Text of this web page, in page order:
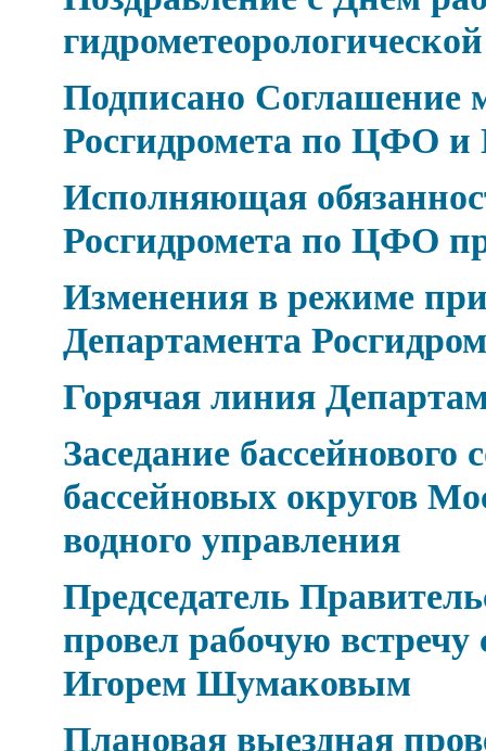
Подписано Соглашение
Росгидромета по ЦФО
Исполняющая
Росгидромета по ЦФО
Изменения в режиме
Департамента
Горячая линия
Заседание бассейнового
бассейновых округов
водного управления
Председатель
провел рабочую встречу
Игорем Шумаковым
Плановая выездная